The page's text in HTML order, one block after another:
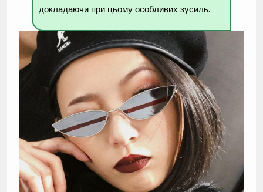
докладаючи при цьому особливих зусиль.